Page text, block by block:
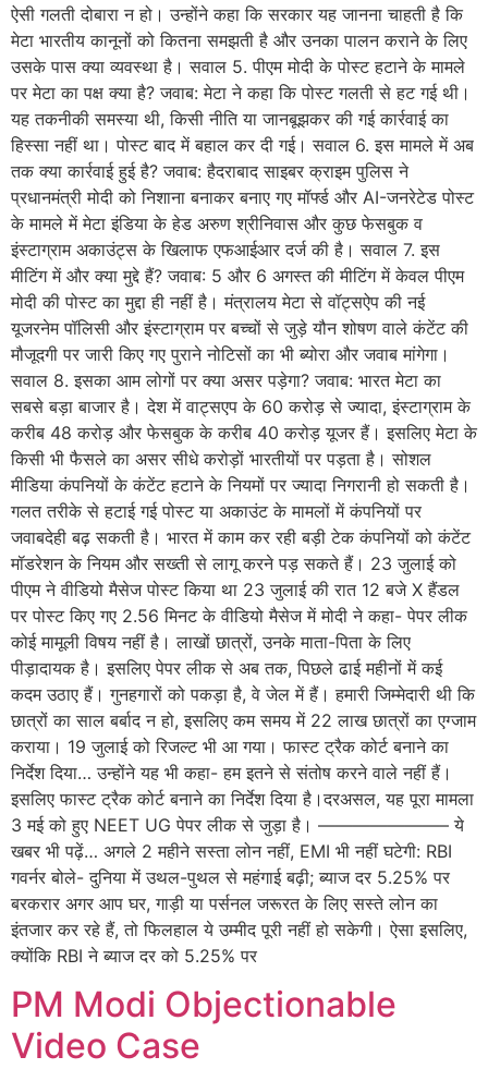
ऐसी गलती दोबारा न हो। उन्होंने कहा कि सरकार यह जानना चाहती है कि
मेटा भारतीय कानूनों को कितना समझती है और उनका पालन कराने के लिए
उसके पास क्या व्यवस्था है। सवाल 5. पीएम मोदी के पोस्ट हटाने के मामले
पर मेटा का पक्ष क्या है? जवाब: मेटा ने कहा कि पोस्ट गलती से हट गई थी।
यह तकनीकी समस्या थी, किसी नीति या जानबूझकर की गई कार्रवाई का
हिस्सा नहीं था। पोस्ट बाद में बहाल कर दी गई। सवाल 6. इस मामले में अब
तक क्या कार्रवाई हुई है? जवाब: हैदराबाद साइबर क्राइम पुलिस ने
प्रधानमंत्री मोदी को निशाना बनाकर बनाए गए मॉर्फ्ड और AI-जनरेटेड पोस्ट
के मामले में मेटा इंडिया के हेड अरुण श्रीनिवास और कुछ फेसबुक व
इंस्टाग्राम अकाउंट्स के खिलाफ एफआईआर दर्ज की है। सवाल 7. इस
मीटिंग में और क्या मुद्दे हैं? जवाब: 5 और 6 अगस्त की मीटिंग में केवल पीएम
मोदी की पोस्ट का मुद्दा ही नहीं है। मंत्रालय मेटा से वॉट्सऐप की नई
यूजरनेम पॉलिसी और इंस्टाग्राम पर बच्चों से जुड़े यौन शोषण वाले कंटेंट की
मौजूदगी पर जारी किए गए पुराने नोटिसों का भी ब्योरा और जवाब मांगेगा।
सवाल 8. इसका आम लोगों पर क्या असर पड़ेगा? जवाब: भारत मेटा का
सबसे बड़ा बाजार है। देश में वाट्सएप के 60 करोड़ से ज्यादा, इंस्टाग्राम के
करीब 48 करोड़ और फेसबुक के करीब 40 करोड़ यूजर हैं। इसलिए मेटा के
किसी भी फैसले का असर सीधे करोड़ों भारतीयों पर पड़ता है। सोशल
मीडिया कंपनियों के कंटेंट हटाने के नियमों पर ज्यादा निगरानी हो सकती है।
गलत तरीके से हटाई गई पोस्ट या अकाउंट के मामलों में कंपनियों पर
जवाबदेही बढ़ सकती है। भारत में काम कर रही बड़ी टेक कंपनियों को कंटेंट
मॉडरेशन के नियम और सख्ती से लागू करने पड़ सकते हैं। 23 जुलाई को
पीएम ने वीडियो मैसेज पोस्ट किया था 23 जुलाई की रात 12 बजे X हैंडल
पर पोस्ट किए गए 2.56 मिनट के वीडियो मैसेज में मोदी ने कहा- पेपर लीक
कोई मामूली विषय नहीं है। लाखों छात्रों, उनके माता-पिता के लिए
पीड़ादायक है। इसलिए पेपर लीक से अब तक, पिछले ढाई महीनों में कई
कदम उठाए हैं। गुनहगारों को पकड़ा है, वे जेल में हैं। हमारी जिम्मेदारी थी कि
छात्रों का साल बर्बाद न हो, इसलिए कम समय में 22 लाख छात्रों का एग्जाम
कराया। 19 जुलाई को रिजल्ट भी आ गया। फास्ट ट्रैक कोर्ट बनाने का
निर्देश दिया… उन्होंने यह भी कहा- हम इतने से संतोष करने वाले नहीं हैं।
इसलिए फास्ट ट्रैक कोर्ट बनाने का निर्देश दिया है।दरअसल, यह पूरा मामला
3 मई को हुए NEET UG पेपर लीक से जुड़ा है। ———————– ये
खबर भी पढ़ें… अगले 2 महीने सस्ता लोन नहीं, EMI भी नहीं घटेगी: RBI
गवर्नर बोले- दुनिया में उथल-पुथल से महंगाई बढ़ी; ब्याज दर 5.25% पर
बरकरार अगर आप घर, गाड़ी या पर्सनल जरूरत के लिए सस्ते लोन का
इंतजार कर रहे हैं, तो फिलहाल ये उम्मीद पूरी नहीं हो सकेगी। ऐसा इसलिए,
क्योंकि RBI ने ब्याज दर को 5.25% पर
PM Modi Objectionable
Video Case